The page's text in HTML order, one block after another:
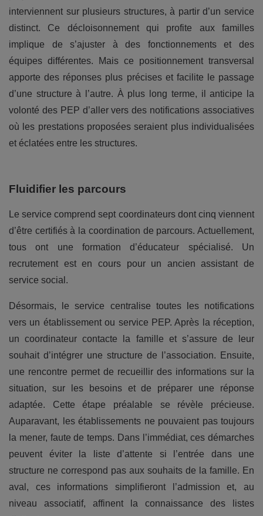
interviennent sur plusieurs structures, à partir d’un service
distinct. Ce décloisonnement qui profite aux familles
implique de s’ajuster à des fonctionnements et des
équipes différentes. Mais ce positionnement transversal
apporte des réponses plus précises et facilite le passage
d’une structure à l’autre. À plus long terme, il anticipe la
volonté des PEP d’aller vers des notifications associatives
où les prestations proposées seraient plus individualisées
et éclatées entre les structures.
Fluidifier les parcours
Le service comprend sept coordinateurs dont cinq viennent
d’être certifiés à la coordination de parcours. Actuellement,
tous ont une formation d’éducateur spécialisé. Un
recrutement est en cours pour un ancien assistant de
service social.
Désormais, le service centralise toutes les notifications
vers un établissement ou service PEP. Après la réception,
un coordinateur contacte la famille et s’assure de leur
souhait d’intégrer une structure de l’association. Ensuite,
une rencontre permet de recueillir des informations sur la
situation, sur les besoins et de préparer une réponse
adaptée. Cette étape préalable se révèle précieuse.
Auparavant, les établissements ne pouvaient pas toujours
la mener, faute de temps. Dans l’immédiat, ces démarches
peuvent éviter la liste d’attente si l’entrée dans une
structure ne correspond pas aux souhaits de la famille. En
aval, ces informations simplifieront l’admission et, au
niveau associatif, affinent la connaissance des listes